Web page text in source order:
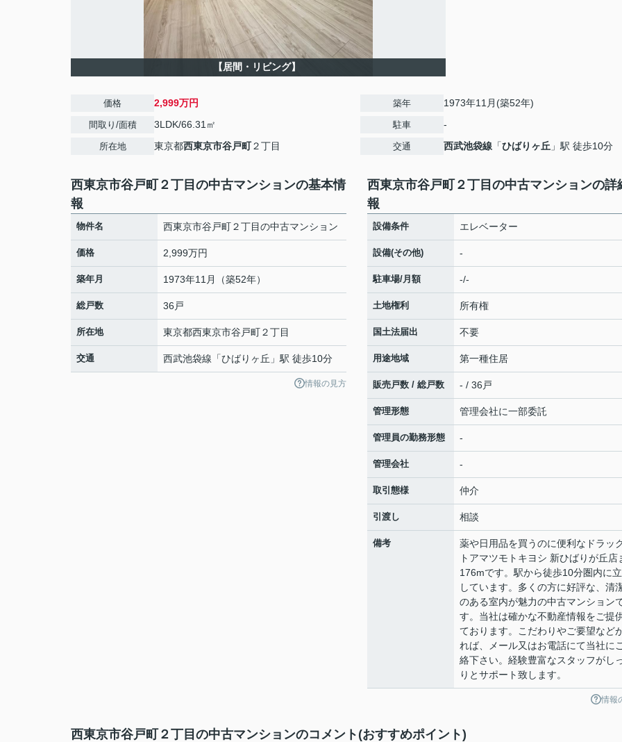
【居間・リビング】
価格 2,999万円
間取り/面積 3LDK/66.31㎡
所在地 東京都西東京市谷戸町２丁目
築年 1973年11月(築52年)
駐車 -
交通 西武池袋線 「ひばりヶ丘 」駅 徒歩10分
西東京市谷戸町２丁目の中古マンションの基本情
報
物件名 西東京市谷戸町２丁目の中古マンション
価格 2,999万円
築年月 1973年11月（築52年）
総戸数 36戸
所在地 東京都西東京市谷戸町２丁目
交通 西武池袋線 「ひばりヶ丘 」駅 徒歩10分
情報の見方
西東京市谷戸町２丁目の中古マンションの詳
報
設備条件 エレベーター
設備(その他) -
駐車場/月額 -/-
土地権利 所有権
国土法届出 不要
用途地域 第一種住居
販売戸数 / 総戸数 - / 36戸
管理形態 管理会社に一部委託
管理員の勤務形態 -
管理会社 -
取引態様 仲介
引渡し 相談
備考
薬や日用品を買うのに便利なドラッ
トアマツモトキヨシ 新ひばりが丘店
176mです。駅から徒歩10分圏内に
しています。多くの方に好評な、清
のある室内が魅力の中古マンション
す。当社は確かな不動産情報をご提
ております。こだわりやご要望など
れば、メール又はお電話にて当社に
絡下さい。経験豊富なスタッフがし
りとサポート致します。
情報
西東京市谷戸町２丁目の中古マンションのコメント(おすすめポイント)